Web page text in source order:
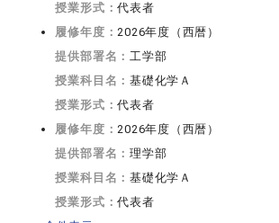
授業形式：代表者
履修年度：2026年度（西暦）
提供部署名：工学部
授業科目名：基礎化学Ａ
授業形式：代表者
履修年度：2026年度（西暦）
提供部署名：理学部
授業科目名：基礎化学Ａ
授業形式：代表者